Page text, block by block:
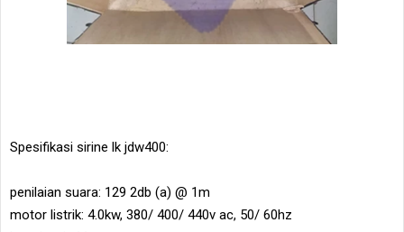
Spesifikasi sirine lk jdw400:
penilaian suara: 129 2db (a) @ 1m
motor listrik: 4.0kw, 380/ 400/ 440v ac, 50/ 60hz